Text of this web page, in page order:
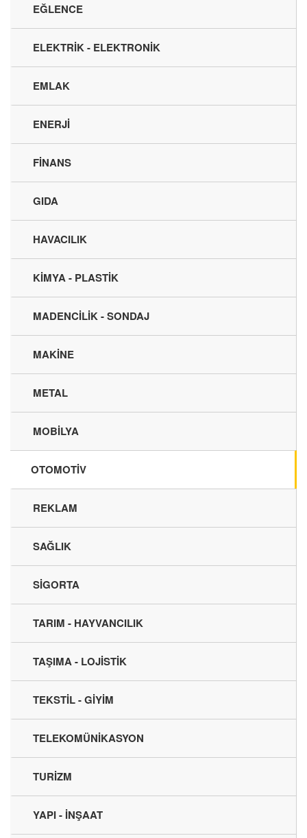
EĞLENCE
ELEKTRİK - ELEKTRONİK
EMLAK
ENERJİ
FİNANS
GIDA
HAVACILIK
KİMYA - PLASTİK
MADENCİLİK - SONDAJ
MAKİNE
METAL
MOBİLYA
OTOMOTİV
REKLAM
SAĞLIK
SİGORTA
TARIM - HAYVANCILIK
TAŞIMA - LOJİSTİK
TEKSTİL - GİYİM
TELEKOMÜNİKASYON
TURİZM
YAPI - İNŞAAT